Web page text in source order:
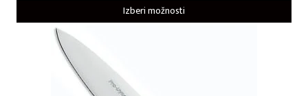
Izberi možnosti